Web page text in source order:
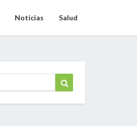
Noticias Salud